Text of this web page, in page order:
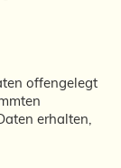
offengelegt
erhalten,